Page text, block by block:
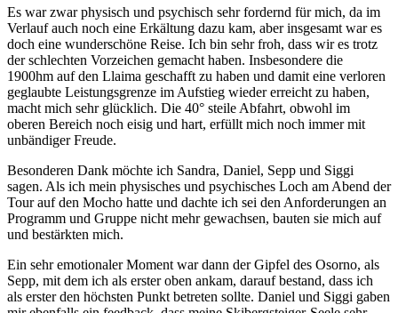
Es war zwar physisch und psychisch sehr fordernd für mich, da im
Verlauf auch noch eine Erkältung dazu kam, aber insgesamt war es
doch eine wunderschöne Reise. Ich bin sehr froh, dass wir es trotz
der schlechten Vorzeichen gemacht haben. Insbesondere die
1900hm auf den Llaima geschafft zu haben und damit eine verloren
geglaubte Leistungsgrenze im Aufstieg wieder erreicht zu haben,
macht mich sehr glücklich. Die 40° steile Abfahrt, obwohl im
oberen Bereich noch eisig und hart, erfüllt mich noch immer mit
unbändiger Freude.
Besonderen Dank möchte ich Sandra, Daniel, Sepp und Siggi
sagen. Als ich mein physisches und psychisches Loch am Abend der
Tour auf den Mocho hatte und dachte ich sei den Anforderungen an
Programm und Gruppe nicht mehr gewachsen, bauten sie mich auf
und bestärkten mich.
Ein sehr emotionaler Moment war dann der Gipfel des Osorno, als
Sepp, mit dem ich als erster oben ankam, darauf bestand, dass ich
als erster den höchsten Punkt betreten sollte. Daniel und Siggi gaben